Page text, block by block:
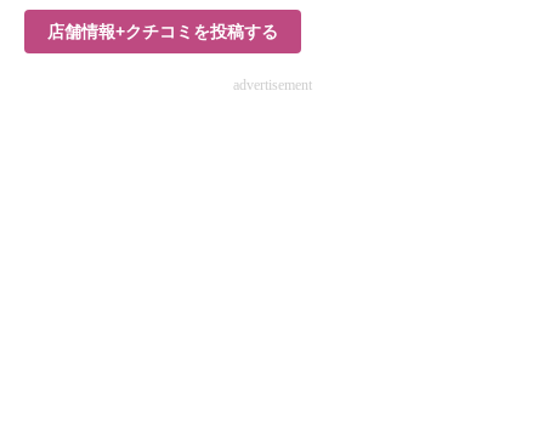
エネルギーの専門メディア
建設×テクノロジーの最前線
店舗情報+クチコミを投稿する
advertisement